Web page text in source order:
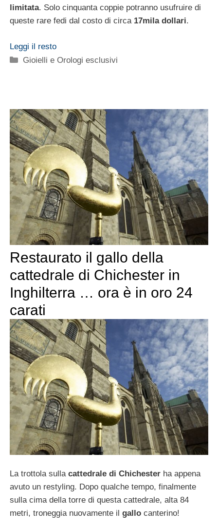
limitata. Solo cinquanta coppie potranno usufruire di
queste rare fedi dal costo di circa 17mila dollari.
Leggi il resto
Categorie
Gioielli e Orologi esclusivi
Restaurato il gallo della
cattedrale di Chichester in
Inghilterra … ora è in oro 24
carati
La trottola sulla cattedrale di Chichester ha appena
avuto un restyling. Dopo qualche tempo, finalmente
sulla cima della torre di questa cattedrale, alta 84
metri, troneggia nuovamente il gallo canterino!